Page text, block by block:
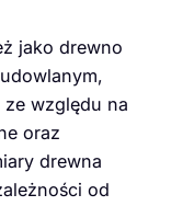
jako drewno
względu na
oraz
drewna
od